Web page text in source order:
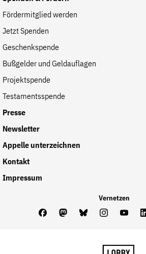
Fördermitglied werden
Jetzt Spenden
Geschenkspende
Bußgelder und Geldauflagen
Projektspende
Testamentsspende
Presse
Newsletter
Appelle unterzeichnen
Kontakt
Impressum
Vernetzen
FacebookMastodon
BlueskyInstagram